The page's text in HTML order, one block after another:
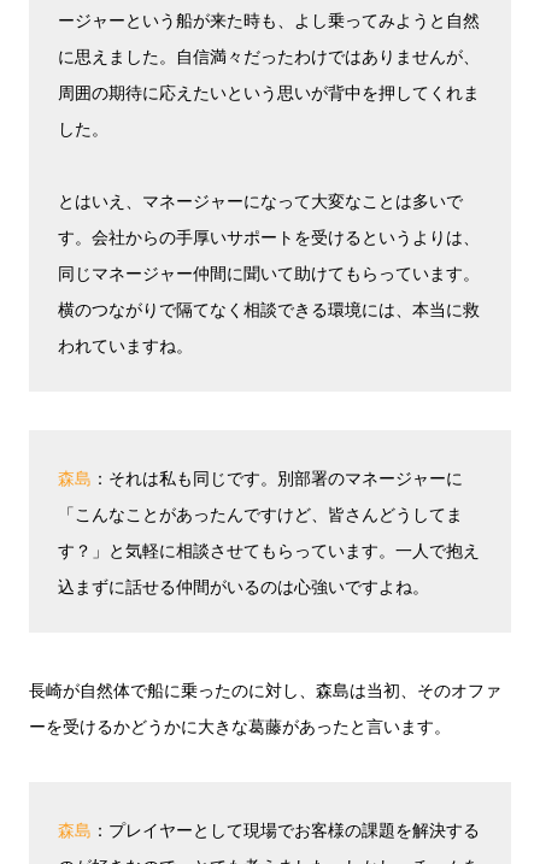
ージャーという船が来た時も、よし乗ってみようと自然
に思えました。自信満々だったわけではありませんが、
周囲の期待に応えたいという思いが背中を押してくれま
した。
とはいえ、マネージャーになって大変なことは多いで
す。会社からの手厚いサポートを受けるというよりは、
同じマネージャー仲間に聞いて助けてもらっています。
横のつながりで隔てなく相談できる環境には、本当に救
われていますね。
森島 ：それは私も同じです。別部署のマネージャーに
「こんなことがあったんですけど、皆さんどうしてま
す？」と気軽に相談させてもらっています。一人で抱え
込まずに話せる仲間がいるのは心強いですよね。
長崎が自然体で船に乗ったのに対し、森島は当初、そのオファ
ーを受けるかどうかに大きな葛藤があったと言います。
森島 ：プレイヤーとして現場でお客様の課題を解決する